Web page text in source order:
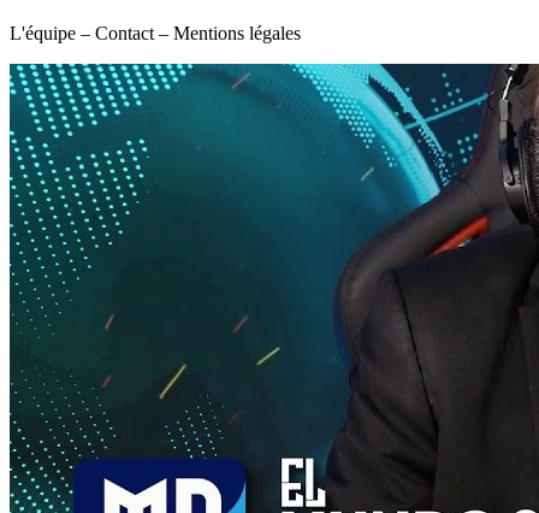
L'équipe – Contact – Mentions légales